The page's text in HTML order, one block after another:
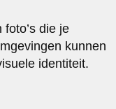
die je
kunnen
identiteit.